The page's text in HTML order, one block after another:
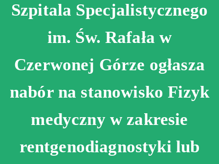
Szpitala Specjalistycznego
im. Św. Rafała w
Czerwonej Górze ogłasza
nabór na stanowisko Fizyk
medyczny w zakresie
rentgenodiagnostyki lub